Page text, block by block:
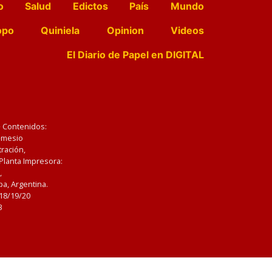
Salud Edictos País
Mundo
Quiniela Opinion
Videos
El Diario de Papel en DIGITAL
Impresora:
Argentina.
19/20